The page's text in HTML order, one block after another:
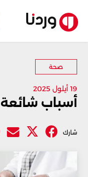
صحة
19 أيلول 2025
أسباب شائعة
شارك